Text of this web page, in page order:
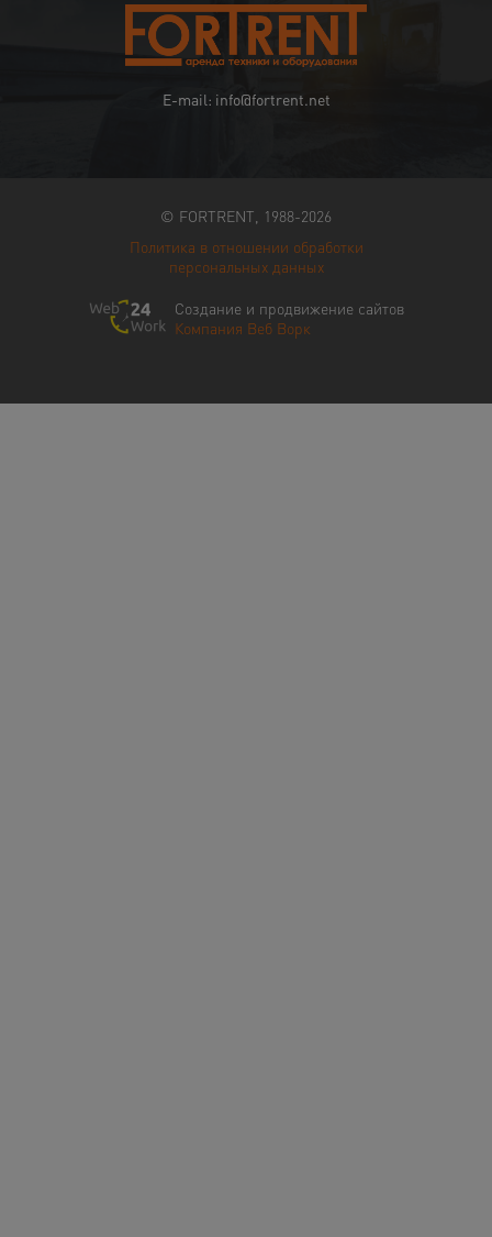
E-mail: info@fortrent.net
© FORTRENT, 1988-2026
Политика в отношении обработки
персональных данных
Создание и продвижение сайтов
Компания Веб Ворк